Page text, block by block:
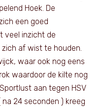
Hoek. De
een goed
veel inzicht de
af wist te houden.
waar ook nog eens
waardoor de kilte nog
aan tegen HSV
na 24 seconden ) kreeg